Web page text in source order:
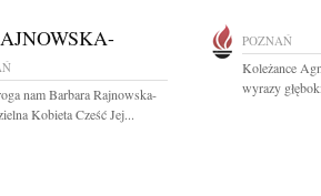
nam Barbara Rajnowska-
Kobieta Cześć Jej...
POZNAŃ
Koleżance
wyrazy